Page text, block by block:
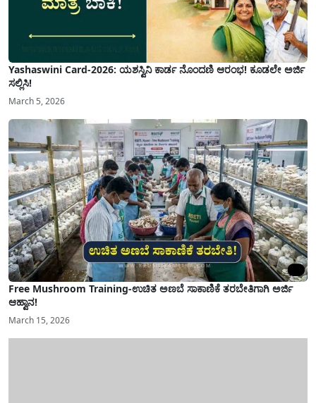
Yashaswini Card-2026: ಯಶಸ್ವಿನಿ ಕಾರ್ಡ ನೊಂದಣಿ ಆರಂಭ! ಕೂಡಲೇ ಅರ್ಜಿ
ಸಲ್ಲಿಸಿ!
March 5, 2026
Free Mushroom Training-ಉಚಿತ ಅಣಬೆ ಸಾಕಾಣಿಕೆ ತರಬೇತಿಗಾಗಿ ಅರ್ಜಿ
ಆಹ್ವಾನ!
March 15, 2026